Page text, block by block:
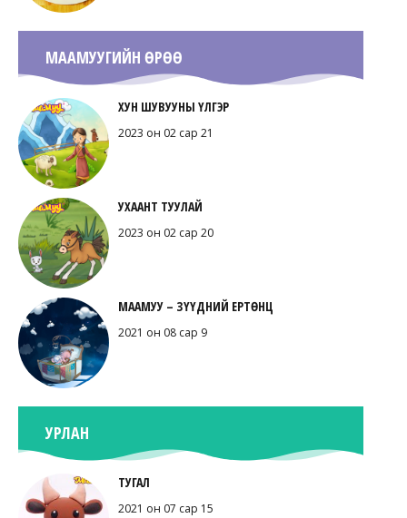
МААМУУГИЙН ӨРӨӨ
ХУН ШУВУУНЫ ҮЛГЭР
2023 он 02 сар 21
УХААНТ ТУУЛАЙ
2023 он 02 сар 20
МААМУУ – ЗҮҮДНИЙ ЕРТӨНЦ
2021 он 08 сар 9
УРЛАН
ТУГАЛ
2021 он 07 сар 15